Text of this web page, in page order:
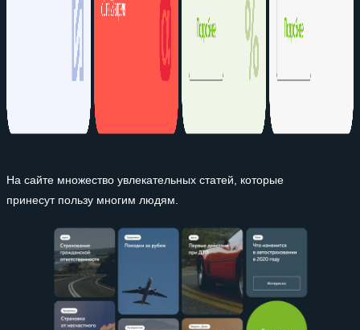
На сайте множество увлекательных статей, которые
принесут пользу многим людям.